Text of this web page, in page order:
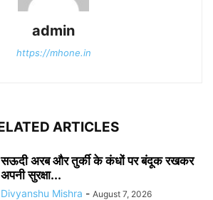
admin
https://mhone.in
ARTICLES
सऊदी अरब और तुर्की के कंधों पर बंदूक रखकर
अपनी सुरक्षा...
Divyanshu Mishra - August 7, 2026